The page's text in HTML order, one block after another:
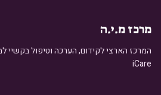
מרכז מ.י.ה
המרכז הארצי לקידום, הערכה וטיפול בקשיי
iCare